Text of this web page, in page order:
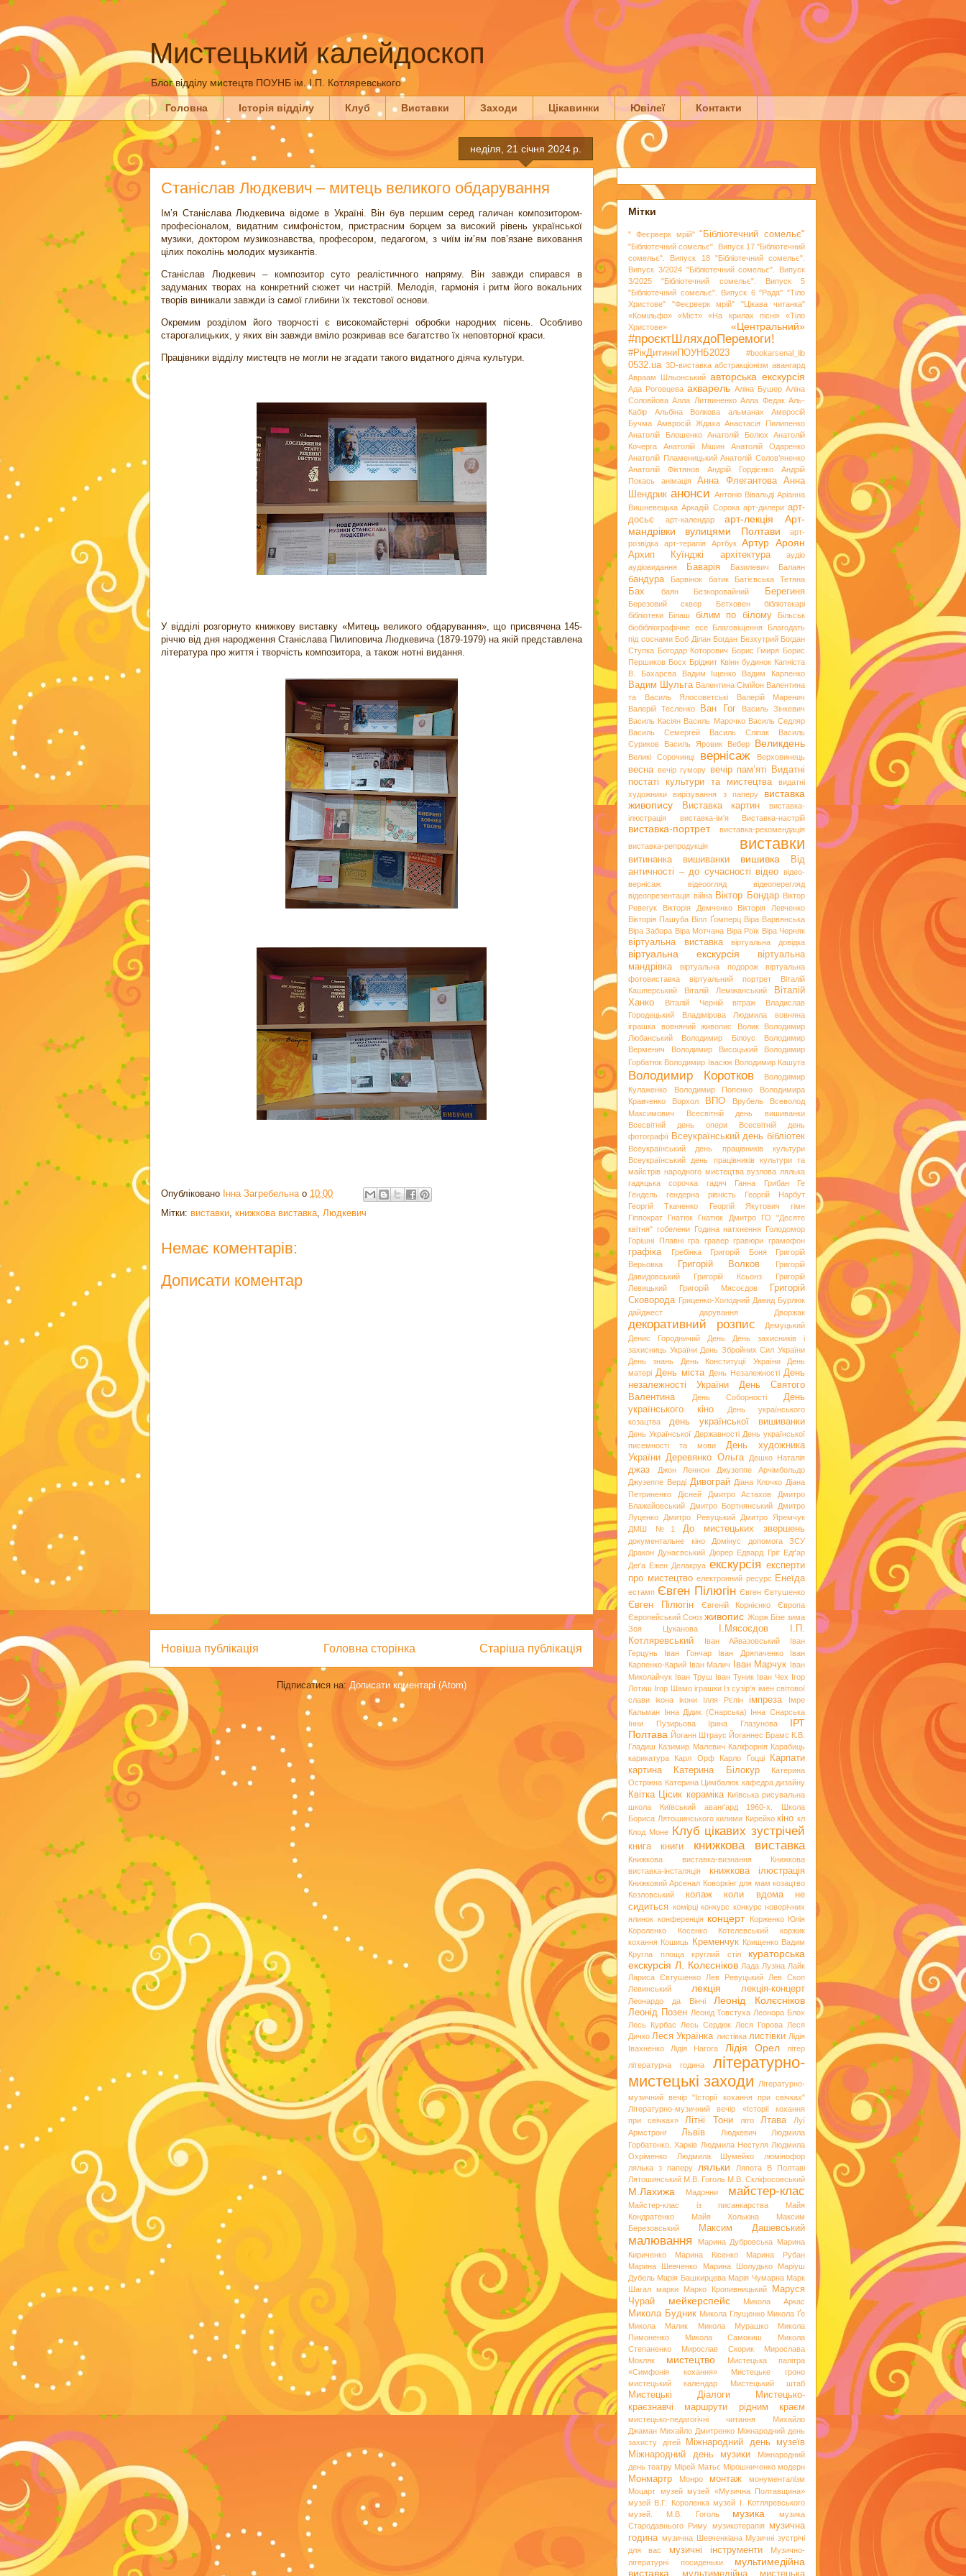
Мистецький калейдоскоп
Блог відділу мистецтв ПОУНБ ім. І.П. Котляревського
Головна Історія відділу Клуб Виставки Заходи Цікавинки Ювілеї Контакти
неділя, 21 січня 2024 р.
Станіслав Людкевич – митець великого обдарування
Ім’я Станіслава Людкевича відоме в Україні. Він був першим серед галичан композитором-
професіоналом, видатним симфоністом, пристрасним борцем за високий рівень української
музики, доктором музикознавства, професором, педагогом, з чиїм ім’ям пов’язане виховання
цілих поколінь молодих музикантів.
Станіслав Людкевич – композитор суто реалістичного напряму. Він завжди спирався в
задуманих творах на конкретний сюжет чи настрій. Мелодія, гармонія і ритм його вокальних
творів виникали завжди із самої глибини їх текстової основи.
Окремим розділом його творчості є високомайстерні обробки народних пісень. Особливо
старогалицьких, у яких він завжди вміло розкривав все багатство їх неповторної краси.
Працівники відділу мистецтв не могли не згадати такого видатного діяча культури.
У відділі розгорнуто книжкову виставку «Митець великого обдарування», що присвячена 145-
річчю від дня народження Станіслава Пилиповича Людкевича (1879-1979) на якій представлена
література про життя і творчість композитора, а також нотні видання.
Опубліковано Інна Загребельна о 10:00
Мітки: виставки книжкова виставка Людкевич
Немає коментарів:
Дописати коментар
Новіша публікація Старіша публікація
Головна сторінка
Підписатися на: Дописати коментарі (Atom)
Мітки
" Феєрверк мрій" "Бібліотечний сомельє"
"Бібліотечний сомельє". Випуск 17 "Бібліотечний
сомельє". Випуск 18
"Бібліотечний сомельє".
Випуск 3/2024 "Бібліотечний сомельє". Випуск
3/2025
"Бібліотечний сомельє". Випуск 5
"Бібліотечний сомельє". Випуск 6 "Рада" "Тіло
Христове"
"Феєрверк мрій"
"Цікава читанка"
«Комільфо»
«Міст» «На крилах пісні»
«Тіло
Христове»
«Центральний»
#проєктШляхдоПеремоги!
#РікДитиниПОУНБ2023 #bookarsenal_lib
0532.ua 3D-виставка абстракціонізм авангард
Авраам Шльонський авторська екскурсія
Ада Роговцева акварель Аліна Бушер Аліна
Соловйова Алла Литвиненко Алла Федак Аль-
Кабір
Альбіна Волкова альманах
Амвросій
Бучма Амвросій Ждаха Анастасія Пилипенко
Анатолій Блошенко
Анатолій Болюх
Анатолій
Кочерга
Анатолій Мішин
Анатолій Одаренко
Анатолій Пламеницький Анатолій Солов’яненко
Анатолій Фіктянов
Андрій Гордієнко
Андрій
Покась
анімація Анна Флегантова
Анна
Шендрик анонси Антоніо Вівальді Аріанна
Вишневецька Аркадій Сорока арт-дилери арт-
досьє
арт-календар арт-лекція
Арт-
мандрівки вулицями Полтави
арт-
розвідка
арт-терапія Артбук Артур Ароян
Архип Куїнджі архітектура
аудіо
аудіовидання
Баварія Базилевич Балаян
бандура Барвінок батик Батієвська Тетяна
Бах баян Безкоровайний Берегиня
Березовий сквер Бетховен
бібліотекарі
бібліотеки
Білаш білим по білому
Більськ
біобібліографічне есе
Благовіщення
Благодать
під соснами Боб Ділан Богдан Безхутрий Богдан
Ступка Богодар Которович Борис Гмиря Борис
Першиков Босх Бріджит Квінн будинок Капніста
В. Бахарєва
Вадим Іщенко Вадим Карпенко
Вадим Шульга Валентина Сімійон Валентина
та Василь Ялосоветські
Валерій Маренич
Валерій Тесленко
Ван Гог
Василь Зінкевич
Василь Касіян Василь Марочко Василь Седляр
Василь Семергей
Василь Сліпак
Василь
Суриков
Василь Яровик Вебер Великдень
Великі Сорочинці вернісаж Верховинець
весна вечір гумору вечір пам’яті
Видатні
постаті культури та мистецтва
видатні
художники
вирізування з паперу
виставка
живопису
Виставка картин
виставка-
ілюстрація
виставка-ім'я Виставка-настрій
виставка-портрет
виставка-рекомендація
виставка-репродукція
виставки
витинанка вишиванки вишивка
Від
античності – до сучасності відео відео-
вернісаж
відеоогляд
відеоперегляд
відеопрезентація війна Віктор Бондар Віктор
Ревегук
Вікторія Демченко
Вікторія Левченко
Вікторія Пашуба Вілл Ґомперц Віра Варвянська
Віра Забора Віра Мотчана Віра Роїк Віра Черняк
віртуальна виставка віртуальна довідка
віртуальна екскурсія
віртуальна
мандрівка
віртуальна подорож
віртуальна
фотовиставка
віртуальний портрет
Віталій
Кашперський
Віталій Леміжанський
Віталій
Ханко
Віталій Черній вітраж
Владислав
Городецький
Владімірова Людмила
вовняна
іграшка
вовняний живопис Волик
Володимир
Любанський
Володимир Білоус
Володимир
Верменич
Володимир Висоцький
Володимир
Горбатюк Володимир Івасюк Володимир Кашута
Володимир Коротков
Володимир
Кулаженко
Володимир Попенко
Володимира
Кравченко
Ворхол ВПО Врубель
Всеволод
Максимович
Всесвітній день вишиванки
Всесвітній день опери
Всесвітній день
фотографії Всеукраїнський день бібліотек
Всеукраїнський день працівників культури
Всеукраїнський день працівників культури та
майстрів народного мистецтва вузлова лялька
гадяцька сорочка
гадяч Ганна Грибан
Ге
Гендель
гендерна рівність
Георгій Нарбут
Георгій Ткаченко
Георгій Якутович
гімн
Гіппократ
Гнатюк Гнатюк Дмитро
ГО "Десяте
квітня" гобелени Година натхнення Голодомор
Горішні Плавні гра гравер гравюри грамофон
графіка Гребінка Григорій Боня
Григорій
Верьовка
Григорій Волков
Григорій
Давидовський
Григорій Ксьонз
Григорій
Левицький
Григорій Мясоєдов
Григорій
Сковорода Гриценко-Холодний Давид Бурлюк
дайджест
дарування Дворжак
декоративний розпис
Демуцький
Денис Городничий
День
День захисників і
захисниць України День Збройних Сил України
День знань
День Конституції України
День
матері День міста День Незалежності День
незалежності України
День Святого
Валентина
День Соборності
День
українського кіно
День українського
козацтва
день української вишиванки
День Української Державності День української
писемності та мови
День художника
України Деревянко Ольга Дешко Наталія
джаз Джон Леннон
Джузеппе Арчімбольдо
Джузеппе Верді Дивограй Діана Клочко Діана
Петриненко
Дісней Дмитро Астахов
Дмитро
Блажейовський
Дмитро Бортнянський
Дмитро
Луценко
Дмитро Ревуцький
Дмитро Яремчук
ДМШ №1
До мистецьких звершень
документальне кіно Домінус
допомога ЗСУ
Дракон Дунаєвський Дюрер Едвард Гріг Едґар
Деґа Ежен Делакруа екскурсія експерти
про мистецтво електронний ресурс Енеїда
естамп Євген Пілюгін Євген Євтушенко
Євген Пілюгін Євгеній Корнієнко
Європа
Європейський Союз живопис Жорж Бізе зима
Зоя Цуканова
І.Мясоєдов
І.П.
Котляревський
Іван Айвазовський
Іван
Герцунь
Іван Гончар Іван Дряпаченко
Іван
Карпенко-Карий Іван Малич Іван Марчук Іван
Миколайчук Іван Труш Іван Туник Іван Чех Ігор
Лотиш Ігор Шамо іграшки Із сузір’я імен світової
слави
ікона ікони Ілля Рєпін імпреза
Імре
Кальман Інна Дідик (Снарська) Інна Снарська
Інни Пузирьова
Ірина Глазунова
ІРТ
Полтава Йоганн Штраус Йоганнес Брамс К.В.
Гладиш Казимир Малевич Каліфорнія Карабиць
карикатура
Карл Орф Карло Ґоцці
Карпати
картина
Катерина Білокур
Катерина
Остріжна Катерина Цимбалюк кафедра дизайну
Квітка Цісик кераміка Київська рисувальна
школа
Київський аванґард 1960-х. Школа
Бориса Лятошинського килими Кирейко кіно кл
Клод Моне
Клуб цікавих зустрічей
книга книги книжкова виставка
Книжкова виставка-визнання
Книжкова
виставка-інсталяція
книжкова ілюстрація
Книжковий Арсенал Коворкінг для мам козацтво
Козловський
колаж
коли вдома не
сидиться комірці конкурс конкурс новорічних
ялинок конференція концерт
Корженко Юлія
Короленко
Косенко
Котелевський коржик
кохання Кошиць Кременчук Крищенко Вадим
Кругла площа
круглий стіл
кураторська
екскурсія Л. Колєсніков Лада Лузіна Лайк
Лариса Євтушенко
Лев Ревуцький
Лев Скоп
Левинський
лекція лекція-концерт
Леонардо да Вінчі Леонід Колєсніков
Леонід Позен Леонід Товстуха Леонора Блох
Лесь Курбас
Лесь Сердюк Леся Горова Леся
Дичко Леся Українка листівка листівки Лідія
Івахненко
Лідія Нагога Лідія Орел
літер
літературна година
літературно-
мистецькі заходи
Літературно-
музичний вечір "Історії кохання при свічках"
Літературно-музичний вечір «Історії кохання
при свічках»
Літні Тони літо Лтава
Луї
Армстронг
Львів Людкевич
Людмила
Горбатенко. Харків Людмила Нестуля Людмила
Охріменко
Людмила Шумейко
люмінофор
лялька з паперу
ляльки
Ляпота В Полтаві
Лятошинський М.В. Гоголь М.В. Скліфосовський
М.Лахижа Мадонни майстер-клас
Майстер-клас із писанкарства
Майя
Кондратенко
Майя Холькіна
Максим
Березовський
Максим Дашевський
малювання Марина Дубровська Марина
Кириченко
Марина Кісенко
Марина Рубан
Марина Шевченко
Марина Шолудько
Маріуш
Дубель Марія Башкирцева Марія Чумарна Марк
Шагал марки Марко Кропивницький
Маруся
Чурай
мейкерспейс Микола Аркас
Микола Будник Микола Глущенко Микола Ґе
Микола Малик
Микола Мурашко
Микола
Пимоненко
Микола Самокиш
Микола
Степаненко
Мирослав Скорик
Мирослава
Мокляк
мистецтво
Мистецька палітра
«Симфонія кохання»
Мистецьке гроно
мистецький календар
Мистецький штаб
Мистецькі Діалоги
Мистецько-
краєзнавчі маршрути рідним краєм
мистецько-педагогічні читання
Михайло
Джаман Михайло Дмитренко Міжнародний день
захисту дітей
Міжнародний день музеїв
Міжнародний день музики
Міжнародний
день театру Мірей Матьє Мірошниченко модерн
Монмартр Монро монтаж
монументалізм
Моцарт музей музей «Музична Полтавщина»
музей В.Г. Короленка музей І. Котляревського
музей. М.В. Гоголь
музика
музика
Стародавнього Риму музикотерапія
музична
година музична Шевченкіана Музичні зустрічі
для вас
музичні інструменти
Музично-
літературні посиденьки
мультимедійна
виставка
мультимедійна мистецька